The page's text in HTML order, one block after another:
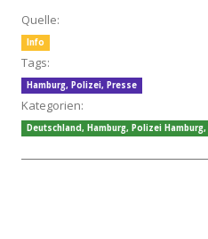
Quelle:
Info
Tags:
Hamburg, Polizei, Presse
Kategorien:
Deutschland, Hamburg, Polizei Hamburg,